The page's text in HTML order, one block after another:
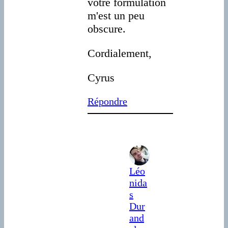
m'est un peu
obscure.
Cordialement,
Cyrus
Répondre
Léo
nida
s
Dur
and